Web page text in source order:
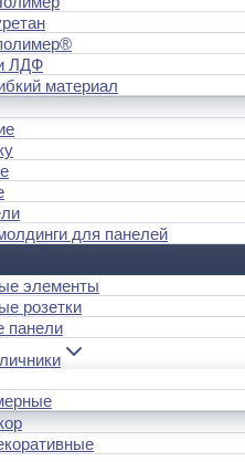
ЛДФ
материал
для панелей
элементы
розетки
панели